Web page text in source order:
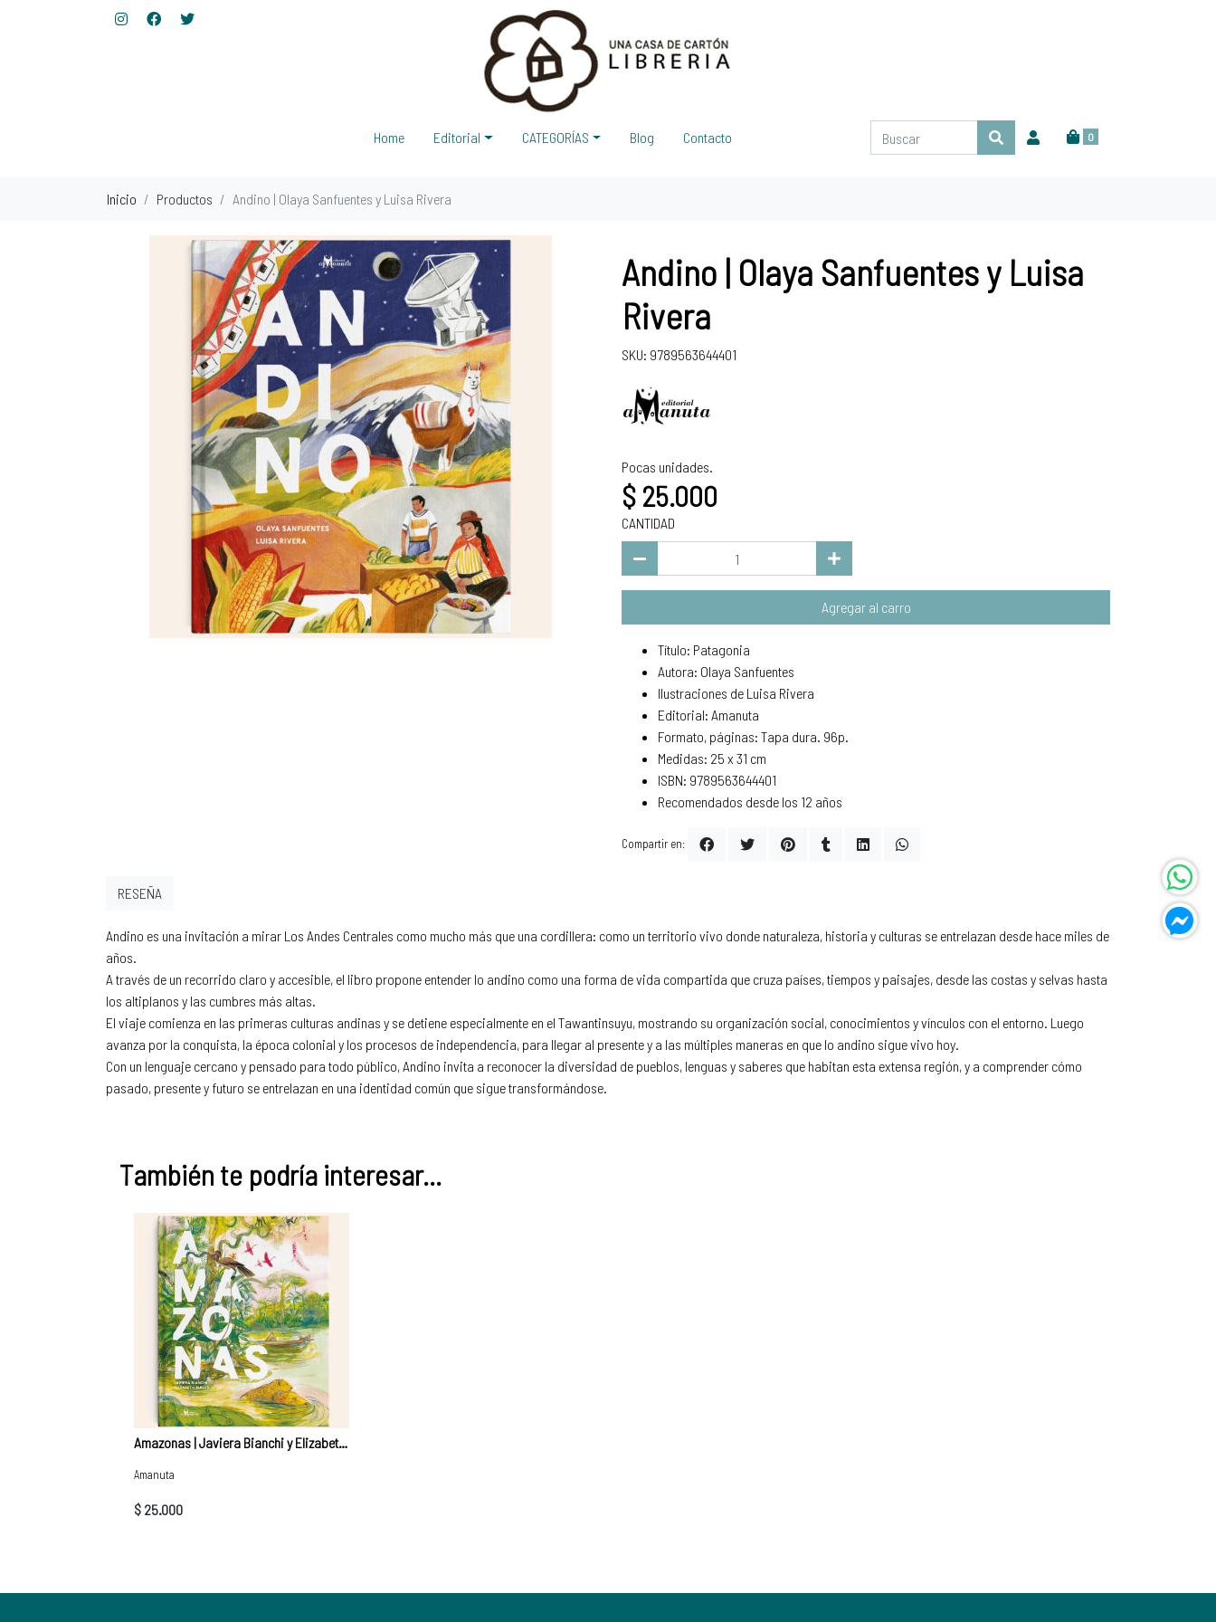
0
Home Editorial CATEGORÍAS Blog Contacto
Inicio Productos Andino | Olaya Sanfuentes y Luisa Rivera
Andino | Olaya Sanfuentes y Luisa
Rivera
SKU: 9789563644401
Pocas unidades.
$ 25.000
CANTIDAD
Agregar al carro
Título: Patagonia
Autora: Olaya Sanfuentes
Ilustraciones de Luisa Rivera
Editorial: Amanuta
Formato, páginas: Tapa dura. 96p.
Medidas: 25 x 31 cm
ISBN: 9789563644401
Recomendados desde los 12 años
Compartir en:
Andino es una invitación a mirar Los Andes Centrales como mucho más que una cordillera: como un territorio vivo donde naturaleza, historia y culturas se entrelazan desde hace miles de
años.
A través de un recorrido claro y accesible, el libro propone entender lo andino como una forma de vida compartida que cruza países, tiempos y paisajes, desde las costas y selvas hasta
los altiplanos y las cumbres más altas.
El viaje comienza en las primeras culturas andinas y se detiene especialmente en el Tawantinsuyu, mostrando su organización social, conocimientos y vínculos con el entorno. Luego
avanza por la conquista, la época colonial y los procesos de independencia, para llegar al presente y a las múltiples maneras en que lo andino sigue vivo hoy.
Con un lenguaje cercano y pensado para todo público, Andino invita a reconocer la diversidad de pueblos, lenguas y saberes que habitan esta extensa región, y a comprender cómo
pasado, presente y futuro se entrelazan en una identidad común que sigue transformándose.
RESEÑA
También te podría interesar...
Amazonas | Javiera Bianchi y Elizabeth Builes
Amanuta
$ 25.000